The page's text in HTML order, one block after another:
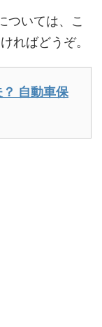
ついては、こ
ればどうぞ。
自動車保